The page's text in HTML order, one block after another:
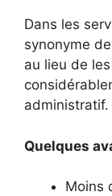
Dans les
synonyme
au lieu de
administratif.
Quelques
Moins